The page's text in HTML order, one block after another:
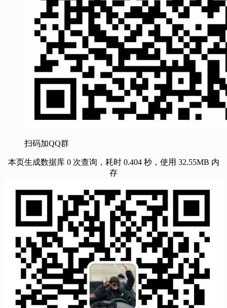
扫码加QQ群
本页生成数据库 0 次查询，耗时 0.404 秒，使用 32.55MB 内
存